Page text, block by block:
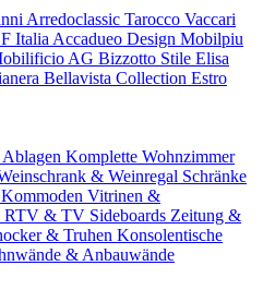
Arredoclassic Tarocco Vaccari
Italia Accadueo Design Mobilpiu
AG Bizzotto Stile Elisa
Bellavista Collection Estro
Komplette Wohnzimmer
& Weinregal Schränke
Vitrinen &
RTV & TV Sideboards Zeitung &
& Truhen Konsolentische
& Anbauwände